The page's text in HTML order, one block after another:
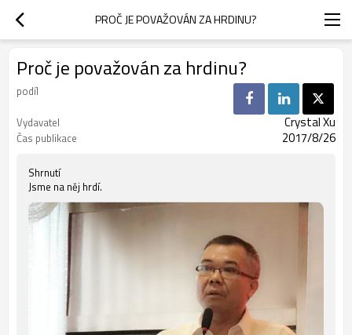
PROČ JE POVAŽOVÁN ZA HRDINU?
Proč je považován za hrdinu?
podíl
Vydavatel
Crystal Xu
Čas publikace 2017/8/26
Shrnutí
Jsme na něj hrdí.